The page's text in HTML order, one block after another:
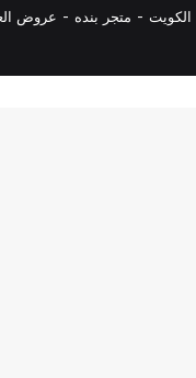
- متجر بنده - عروض